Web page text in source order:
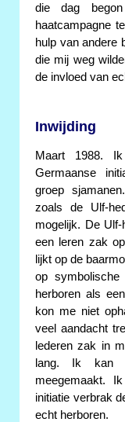
die dag
haatcampagne
hulp van andere
die mij weg
de invloed van
Inwijding
Maart 1988.
Germaanse
groep
zoals de Ulf-
mogelijk. De
een leren zak
lijkt op de
op
herboren als
kon me niet
veel aandacht
lederen zak in
lang. Ik kan
meegemaakt.
initiatie verbrak
echt herboren.